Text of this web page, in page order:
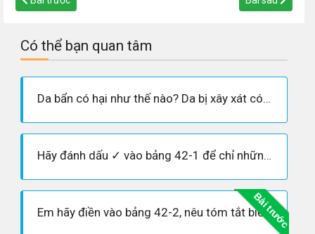
Có thể bạn quan tâm
Da bẩn có hại như thế nào? Da bị xây xát có hại như thế nào?
Hãy đánh dấu ✓ vào bảng 42-1 để chỉ những hình thức mà em cho là phù hợp với rèn luyện da.
Bài trước
Em hãy điền vào bảng 42-2, nêu tóm tắt biểu hiện của bệnh và cách phòng chống.